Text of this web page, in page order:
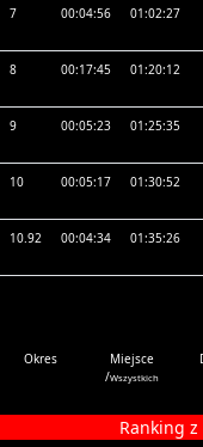
7 00:04:56 01:02:27
8 00:17:45 01:20:12
9 00:05:23 01:25:35
10 00:05:17 01:30:52
10.92 00:04:34 01:35:26
Okres
Miejsce
/Wszystkich
Ranking